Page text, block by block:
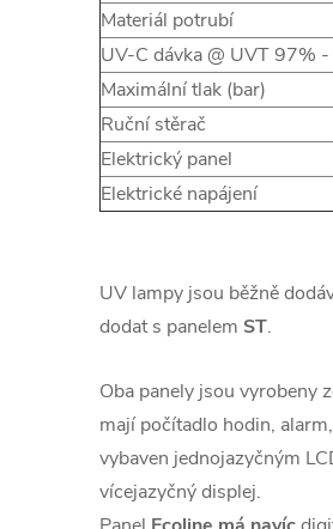
Materiál potrubí
UV-C dávka @ UVT 97%
Maximální tlak (bar)
Ruční stěrač
Elektrický panel
Elektrické napájení
UV lampy jsou běžně
dodat s panelem ST.
Oba panely jsou vyrobeny
mají počítadlo hodin,
vybaven jednojazyčným
vícejazyčný displej.